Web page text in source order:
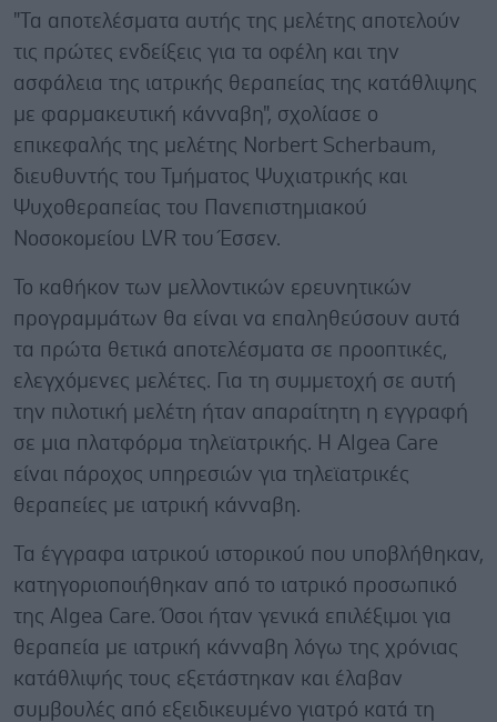
"Τα αποτελέσματα αυτής της μελέτης αποτελούν
τις πρώτες ενδείξεις για τα οφέλη και την
ασφάλεια της ιατρικής θεραπείας της κατάθλιψης
με φαρμακευτική κάνναβη", σχολίασε ο
επικεφαλής της μελέτης Norbert Scherbaum,
διευθυντής του Τμήματος Ψυχιατρικής και
Ψυχοθεραπείας του Πανεπιστημιακού
Νοσοκομείου LVR του Έσσεν.
Το καθήκον των μελλοντικών ερευνητικών
προγραμμάτων θα είναι να επαληθεύσουν αυτά
τα πρώτα θετικά αποτελέσματα σε προοπτικές,
ελεγχόμενες μελέτες. Για τη συμμετοχή σε αυτή
την πιλοτική μελέτη ήταν απαραίτητη η εγγραφή
σε μια πλατφόρμα τηλεϊατρικής. Η Algea Care
είναι πάροχος υπηρεσιών για τηλεϊατρικές
θεραπείες με ιατρική κάνναβη.
Τα έγγραφα ιατρικού ιστορικού που υποβλήθηκαν,
κατηγοριοποιήθηκαν από το ιατρικό προσωπικό
της Algea Care. Όσοι ήταν γενικά επιλέξιμοι για
θεραπεία με ιατρική κάνναβη λόγω της χρόνιας
κατάθλιψής τους εξετάστηκαν και έλαβαν
συμβουλές από εξειδικευμένο γιατρό κατά τη